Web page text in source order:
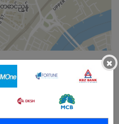
×